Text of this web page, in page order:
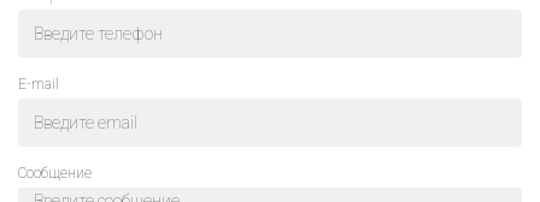
E-mail
Cообщение